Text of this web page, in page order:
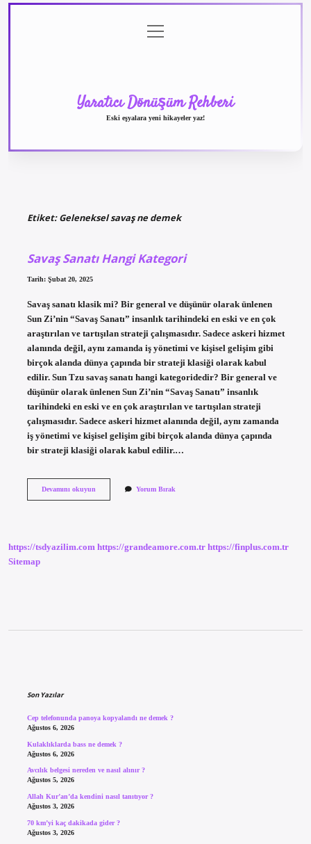
menüyü
aç
Yaratıcı Dönüşüm Rehberi
Eski eşyalara yeni hikayeler yaz!
Etiket:Geleneksel savaş ne demek
Savaş Sanatı Hangi Kategori
Tarih: Şubat 20, 2025
Savaş sanatı klasik mi? Bir general ve düşünür olarak ünlenen
Sun Zi’nin “Savaş Sanatı” insanlık tarihindeki en eski ve en çok
araştırılan ve tartışılan strateji çalışmasıdır. Sadece askeri hizmet
alanında değil, aynı zamanda iş yönetimi ve kişisel gelişim gibi
birçok alanda dünya çapında bir strateji klasiği olarak kabul
edilir. Sun Tzu savaş sanatı hangi kategoridedir? Bir general ve
düşünür olarak ünlenen Sun Zi’nin “Savaş Sanatı” insanlık
tarihindeki en eski ve en çok araştırılan ve tartışılan strateji
çalışmasıdır. Sadece askeri hizmet alanında değil, aynı zamanda
iş yönetimi ve kişisel gelişim gibi birçok alanda dünya çapında
bir strateji klasiği olarak kabul edilir.…
Devamını okuyunSavaş
Yorum Bırak
https://tsdyazilim.com https://grandeamore.com.tr https://finplus.com.tr
Sitemap
Son Yazılar
Cep telefonunda panoya kopyalandı ne demek ?
Ağustos 6, 2026
Kulaklıklarda bass ne demek ?
Ağustos 6, 2026
Avcılık belgesi nereden ve nasıl alınır ?
Ağustos 5, 2026
Allah Kur’an’da kendini nasıl tanıtıyor ?
Ağustos 3, 2026
70 km’yi kaç dakikada gider ?
Ağustos 3, 2026